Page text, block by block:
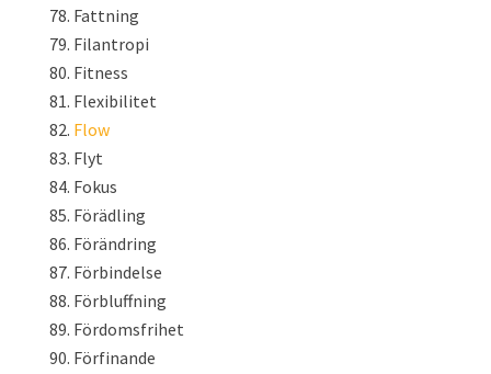
Fattning
Filantropi
Fitness
Flexibilitet
Flow
Flyt
Fokus
Förädling
Förändring
Förbindelse
Förbluffning
Fördomsfrihet
Förfinande